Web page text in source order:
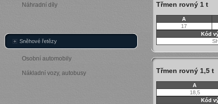
Třmen rovný 1 t
A
17
Kód
Třmen rovný 1,5 t
A
18,5
Kód
Náhradní díly
Sněhové řetězy
Osobní automobily
Nákladní vozy, autobusy